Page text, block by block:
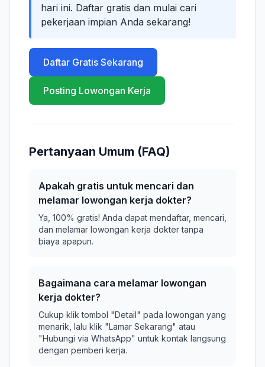
hari ini. Daftar gratis dan mulai cari
pekerjaan impian Anda sekarang!
Daftar Gratis Sekarang
Posting Lowongan Kerja
Pertanyaan Umum (FAQ)
Apakah gratis untuk mencari dan
melamar lowongan kerja dokter?
Ya, 100% gratis! Anda dapat mendaftar, mencari,
dan melamar lowongan kerja dokter tanpa
biaya apapun.
Bagaimana cara melamar lowongan
kerja dokter?
Cukup klik tombol "Detail" pada lowongan yang
menarik, lalu klik "Lamar Sekarang" atau
"Hubungi via WhatsApp" untuk kontak langsung
dengan pemberi kerja.